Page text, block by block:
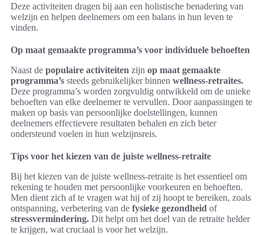
Deze activiteiten dragen bij aan een holistische benadering van
welzijn en helpen deelnemers om een balans in hun leven te
vinden.
Op maat gemaakte programma’s voor individuele behoeften
Naast de populaire activiteiten zijn op maat gemaakte
programma’s steeds gebruikelijker binnen wellness-retraites.
Deze programma’s worden zorgvuldig ontwikkeld om de unieke
behoeften van elke deelnemer te vervullen. Door aanpassingen te
maken op basis van persoonlijke doelstellingen, kunnen
deelnemers effectievere resultaten behalen en zich beter
ondersteund voelen in hun welzijnsreis.
Tips voor het kiezen van de juiste wellness-retraite
Bij het kiezen van de juiste wellness-retraite is het essentieel om
rekening te houden met persoonlijke voorkeuren en behoeften.
Men dient zich af te vragen wat hij of zij hoopt te bereiken, zoals
ontspanning, verbetering van de fysieke gezondheid of
stressvermindering. Dit helpt om het doel van de retraite helder
te krijgen, wat cruciaal is voor het welzijn.